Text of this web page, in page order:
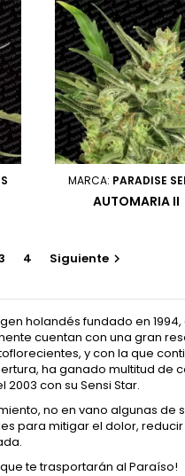
MARCA: PARADISE
AUTOMARIA II
4 Siguiente 
holandés fundado en
cuentan con una gran
y con la que
ha ganado multitud de
con su Sensi Star.
no en vano algunas de
para mitigar el dolor,
te trasportarán al Paraíso!